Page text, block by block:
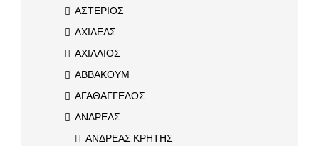
ΑΣΤΕΡΙΟΣ
ΑΧΙΛΕΑΣ
ΑΧΙΛΛΙΟΣ
ΑΒΒΑΚΟΥΜ
ΑΓΑΘΑΓΓΕΛΟΣ
ΑΝΔΡΕΑΣ
ΑΝΔΡΕΑΣ ΚΡΗΤΗΣ